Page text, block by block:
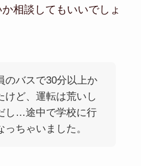
相談してもいいでしょ
のバスで30分以上か
けど、運転は荒いし
し…途中で学校に行
っちゃいました。